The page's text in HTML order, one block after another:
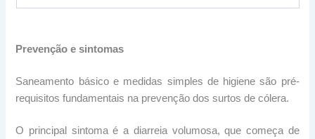
Prevenção e sintomas
Saneamento básico e medidas simples de higiene são pré-
requisitos fundamentais na prevenção dos surtos de cólera.
O principal sintoma é a diarreia volumosa, que começa de